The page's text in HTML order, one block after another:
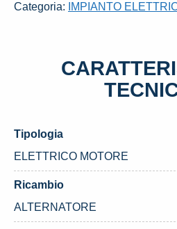
CORSA
Categoria:
IMPIANTO
Tipologia
ELETTRICO MOTORE
Ricambio
ALTERNATORE